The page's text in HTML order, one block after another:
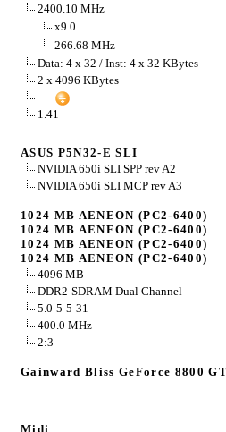
2400.10 MHz
x9.0
266.68 MHz
Data: 4 x 32 / Inst: 4 x 32 KBytes
2 x 4096 KBytes
1.41
ASUS P5N32-E SLI
NVIDIA 650i SLI SPP rev A2
NVIDIA 650i SLI MCP rev A3
1024 MB AENEON (PC2-6400)
1024 MB AENEON (PC2-6400)
1024 MB AENEON (PC2-6400)
1024 MB AENEON (PC2-6400)
4096 MB
DDR2-SDRAM Dual Channel
5.0-5-5-31
400.0 MHz
2:3
Gainward Bliss GeForce 8800
Midi